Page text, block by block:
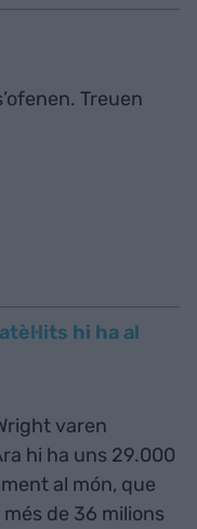
Treuen
hi ha al
varen
hi ha uns 29.000
al món, que
de 36 milions